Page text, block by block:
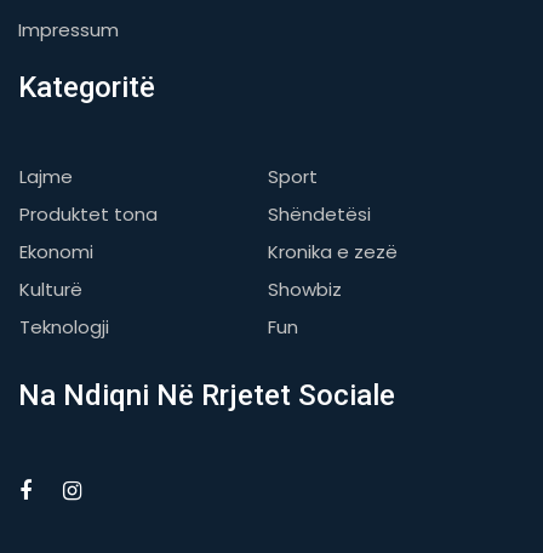
Impressum
Kategoritë
Lajme
Sport
Produktet tona
Shëndetësi
Ekonomi
Kronika e zezë
Kulturë
Showbiz
Teknologji
Fun
Na Ndiqni Në Rrjetet Sociale